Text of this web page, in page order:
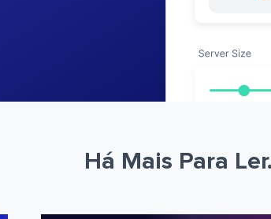
Há Mais Para Ler.